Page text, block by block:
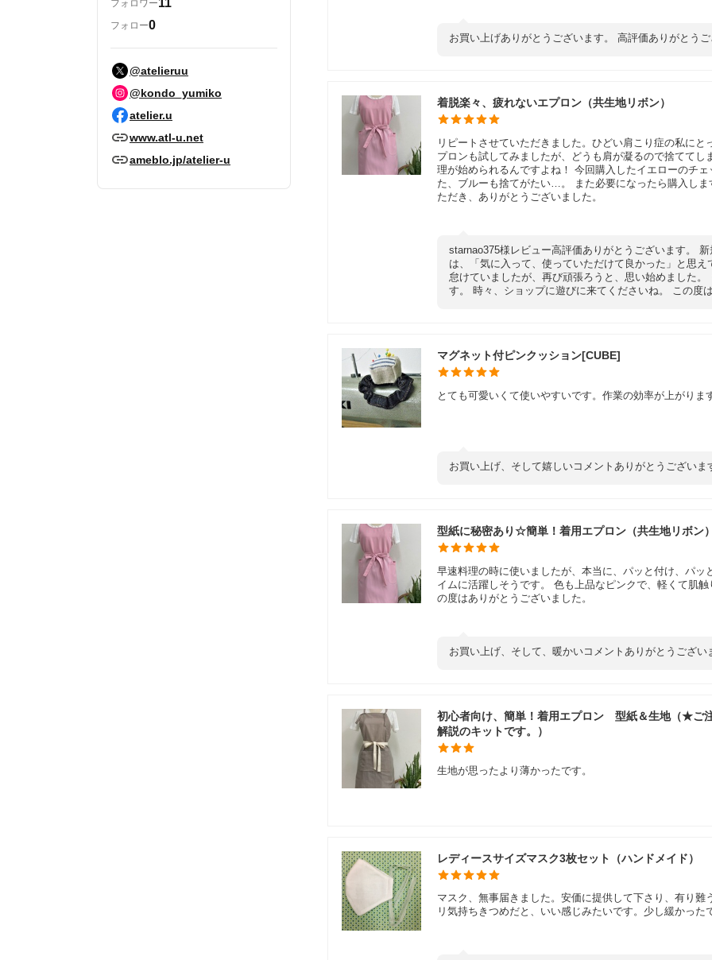
フォロワー11
フォロー0
@atelieruu
@kondo_yumiko
atelier.u
www.atl-u.net
ameblo.jp/atelier-u
お買い上げありがとうございます。 高評価ありがとう
着脱楽々、疲れないエプロン（共生地リボン）
リピートさせていただきました。ひどい肩こり症の私に
プロンも試してみましたが、どうも肩が凝るので捨てて
理が始められるんですよね！ 今回購入したイエローのチ
た、ブルーも捨てがたい…。 また必要になったら購入し
ただき、ありがとうございました。
starnao375様レビュー高評価ありがとうございます。
は、「気に入って、使っていただけて良かった」と思
怠けていましたが、再び頑張ろうと、思い始めました
す。 時々、ショップに遊びに来てくださいね。 この度
マグネット付ピンクッション[CUBE]
とても可愛いくて使いやすいです。作業の効率が上がりま
お買い上げ、そして嬉しいコメントありがとうございま
型紙に秘密あり☆簡単！着用エプロン（共生地リボン）
早速料理の時に使いましたが、本当に、パッと付け、パ
イムに活躍しそうです。 色も上品なピンクで、軽くて肌
の度はありがとうございました。
お買い上げ、そして、暖かいコメントありがとうござい
初心者向け、簡単！着用エプロン 型紙＆生地（★ご
解説のキットです。）
生地が思ったより薄かったです。
レディースサイズマスク3枚セット（ハンドメイド）
マスク、無事届きました。安価に提供して下さり、有り
リ気持ちきつめだと、いい感じみたいです。少し緩かった